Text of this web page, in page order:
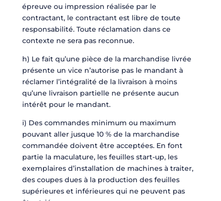
épreuve ou impression réalisée par le
contractant, le contractant est libre de toute
responsabilité. Toute réclamation dans ce
contexte ne sera pas reconnue.
h) Le fait qu’une pièce de la marchandise livrée
présente un vice n’autorise pas le mandant à
réclamer l’intégralité de la livraison à moins
qu’une livraison partielle ne présente aucun
intérêt pour le mandant.
i) Des commandes minimum ou maximum
pouvant aller jusque 10 % de la marchandise
commandée doivent être acceptées. En font
partie la maculature, les feuilles start-up, les
exemplaires d’installation de machines à traiter,
des coupes dues à la production des feuilles
supérieures et inférieures qui ne peuvent pas